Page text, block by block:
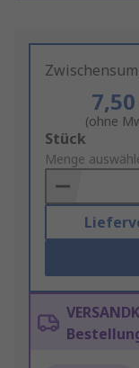
(ohne
Add
to
Basket
Stück
Menge